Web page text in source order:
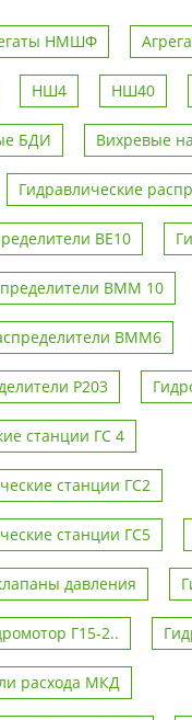
НМШФ
НШ4 НШ40
БДИ Вихревые
Гидравлические
ВЕ10
ВММ 10
ВММ6
Р203
станции ГС 4
станции ГС2
станции ГС5
давления
Г15-2..
расхода МКД